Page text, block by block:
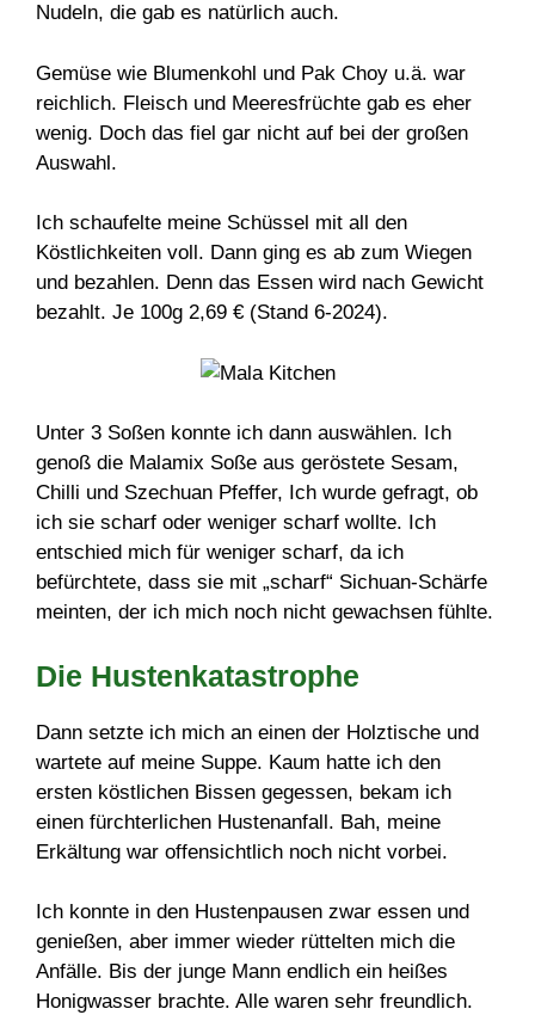
Nudeln, die gab es natürlich auch.
Gemüse wie Blumenkohl und Pak Choy u.ä. war
reichlich. Fleisch und Meeresfrüchte gab es eher
wenig. Doch das fiel gar nicht auf bei der großen
Auswahl.
Ich schaufelte meine Schüssel mit all den
Köstlichkeiten voll. Dann ging es ab zum Wiegen
und bezahlen. Denn das Essen wird nach Gewicht
bezahlt. Je 100g 2,69 € (Stand 6-2024).
Unter 3 Soßen konnte ich dann auswählen. Ich
genoß die Malamix Soße aus geröstete Sesam,
Chilli und Szechuan Pfeffer, Ich wurde gefragt, ob
ich sie scharf oder weniger scharf wollte. Ich
entschied mich für weniger scharf, da ich
befürchtete, dass sie mit „scharf“ Sichuan-Schärfe
meinten, der ich mich noch nicht gewachsen fühlte.
Die Hustenkatastrophe
Dann setzte ich mich an einen der Holztische und
wartete auf meine Suppe. Kaum hatte ich den
ersten köstlichen Bissen gegessen, bekam ich
einen fürchterlichen Hustenanfall. Bah, meine
Erkältung war offensichtlich noch nicht vorbei.
Ich konnte in den Hustenpausen zwar essen und
genießen, aber immer wieder rüttelten mich die
Anfälle. Bis der junge Mann endlich ein heißes
Honigwasser brachte. Alle waren sehr freundlich.